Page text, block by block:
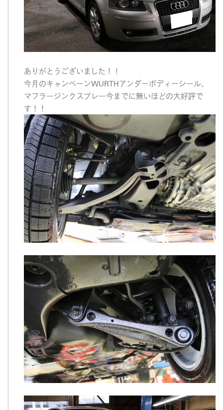
ありがとうございました！！
今月のキャンペーンWURTHアンダーボディーシール、
マフラージンクスプレー今までに無いほどの大好評で
す！！